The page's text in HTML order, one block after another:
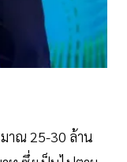
าณ 25-30 ล้าน